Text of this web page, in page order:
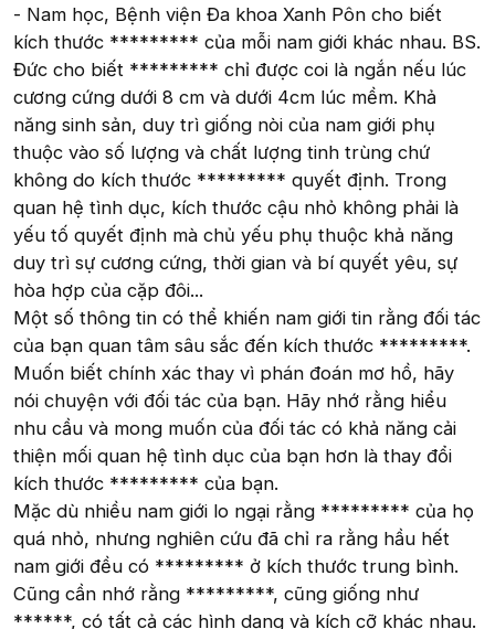
- Nam học, Bệnh viện Đa khoa Xanh Pôn cho biết
kích thước ********* của mỗi nam giới khác nhau. BS.
Đức cho biết ********* chỉ được coi là ngắn nếu lúc
cương cứng dưới 8 cm và dưới 4cm lúc mềm. Khả
năng sinh sản, duy trì giống nòi của nam giới phụ
thuộc vào số lượng và chất lượng tinh trùng chứ
không do kích thước ********* quyết định. Trong
quan hệ tình dục, kích thước cậu nhỏ không phải là
yếu tố quyết định mà chủ yếu phụ thuộc khả năng
duy trì sự cương cứng, thời gian và bí quyết yêu, sự
hòa hợp của cặp đôi...
Một số thông tin có thể khiến nam giới tin rằng đối tác
của bạn quan tâm sâu sắc đến kích thước *********.
Muốn biết chính xác thay vì phán đoán mơ hồ, hãy
nói chuyện với đối tác của bạn. Hãy nhớ rằng hiểu
nhu cầu và mong muốn của đối tác có khả năng cải
thiện mối quan hệ tình dục của bạn hơn là thay đổi
kích thước ********* của bạn.
Mặc dù nhiều nam giới lo ngại rằng ********* của họ
quá nhỏ, nhưng nghiên cứu đã chỉ ra rằng hầu hết
nam giới đều có ********* ở kích thước trung bình.
Cũng cần nhớ rằng *********, cũng giống như
******, có tất cả các hình dạng và kích cỡ khác nhau.